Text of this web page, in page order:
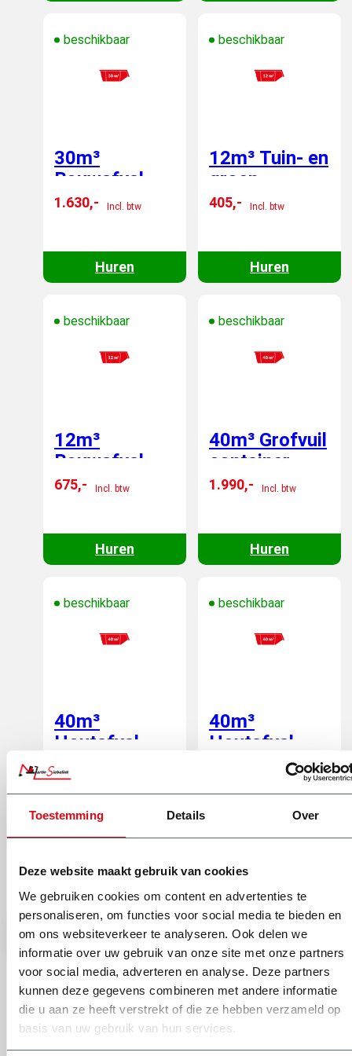
Toestemming Details Over
Deze website maakt gebruik van cookies
We gebruiken cookies om content en advertenties te
personaliseren, om functies voor social media te bieden en
om ons websiteverkeer te analyseren. Ook delen we
informatie over uw gebruik van onze site met onze partners
voor social media, adverteren en analyse. Deze partners
kunnen deze gegevens combineren met andere informatie
die u aan ze heeft verstrekt of die ze hebben verzameld op
basis van uw gebruik van hun services.
beschikbaar
30m³
Bouwafval
container -
1.630,- Incl. btw
Huren
beschikbaar
12m³ Tuin- en
groen
container -
405,- Incl. btw
Huren
beschikbaar
12m³
Bouwafval
container -
675,- Incl. btw
Huren
beschikbaar
40m³ Grofvuil
container -
wisselen
1.990,- Incl. btw
Huren
beschikbaar
40m³
Houtafval
container -
wisselen
860,-
beschikbaar
40m³
Houtafval
container
Heb je een vraag of het afval van jouw klus hierin mag?
Stel je vraag aan Dick